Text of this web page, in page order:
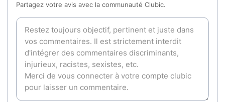
Partagez votre avis avec la communauté Clubic.